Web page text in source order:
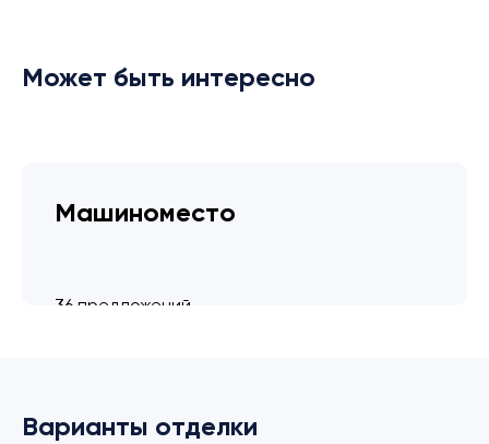
Может быть интересно
Машиноместо
36 предложений
Варианты отделки